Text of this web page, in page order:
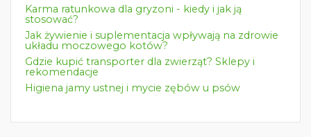
Karma ratunkowa dla gryzoni - kiedy i jak ją
stosować?
Jak żywienie i suplementacja wpływają na zdrowie
układu moczowego kotów?
Gdzie kupić transporter dla zwierząt? Sklepy i
rekomendacje
Higiena jamy ustnej i mycie zębów u psów